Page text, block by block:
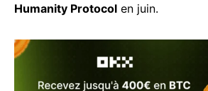
Humanity Protocol en juin.